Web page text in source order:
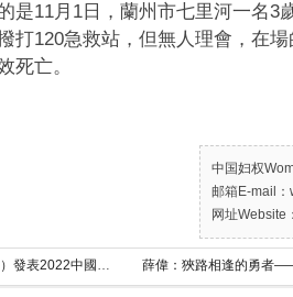
是11月1日，蘭州市七里河一名3
打120急救站，但無人理會，在
死亡。
中国妇权
邮箱E-mail
网址Website
美國會行政委員會（CECC）發表2022中國人權與法治報告 薛偉：狹路相逢的勇者